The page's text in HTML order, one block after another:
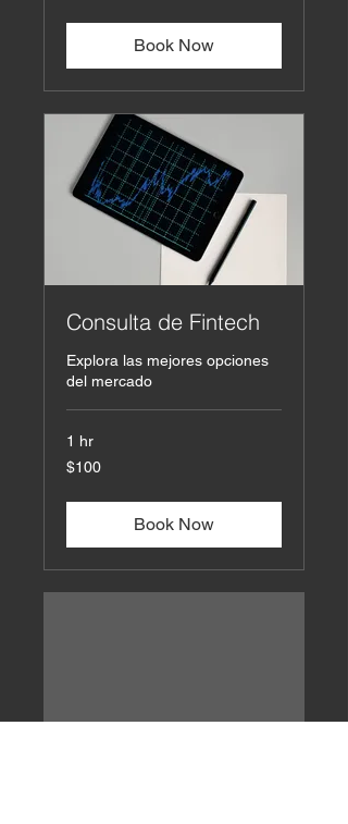
Book Now
Consulta de Fintech
Explora las mejores opciones
del mercado
1 hr
100
US
$100
Book Now